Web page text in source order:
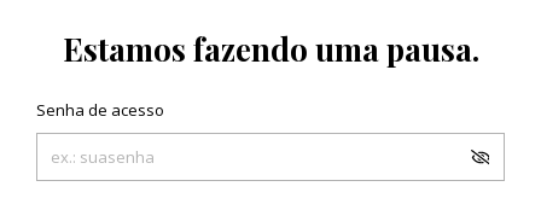
Estamos fazendo uma pausa.
Senha de acesso